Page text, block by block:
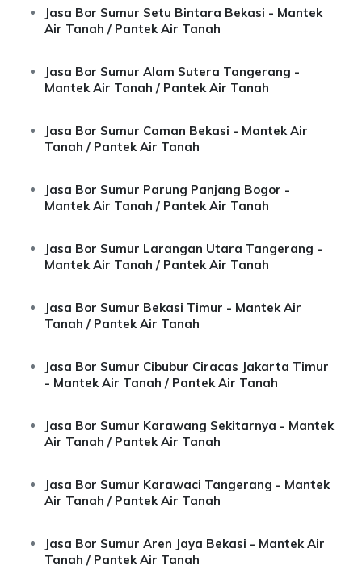
Jasa Bor Sumur Setu Bintara Bekasi - Mantek
Air Tanah / Pantek Air Tanah
Jasa Bor Sumur Alam Sutera Tangerang -
Mantek Air Tanah / Pantek Air Tanah
Jasa Bor Sumur Caman Bekasi - Mantek Air
Tanah / Pantek Air Tanah
Jasa Bor Sumur Parung Panjang Bogor -
Mantek Air Tanah / Pantek Air Tanah
Jasa Bor Sumur Larangan Utara Tangerang -
Mantek Air Tanah / Pantek Air Tanah
Jasa Bor Sumur Bekasi Timur - Mantek Air
Tanah / Pantek Air Tanah
Jasa Bor Sumur Cibubur Ciracas Jakarta Timur
- Mantek Air Tanah / Pantek Air Tanah
Jasa Bor Sumur Karawang Sekitarnya - Mantek
Air Tanah / Pantek Air Tanah
Jasa Bor Sumur Karawaci Tangerang - Mantek
Air Tanah / Pantek Air Tanah
Jasa Bor Sumur Aren Jaya Bekasi - Mantek Air
Tanah / Pantek Air Tanah